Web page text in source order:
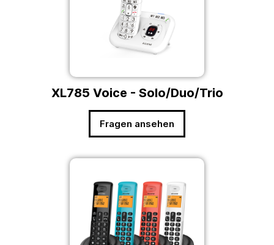
XL785 Voice - Solo/Duo/Trio
Fragen ansehen